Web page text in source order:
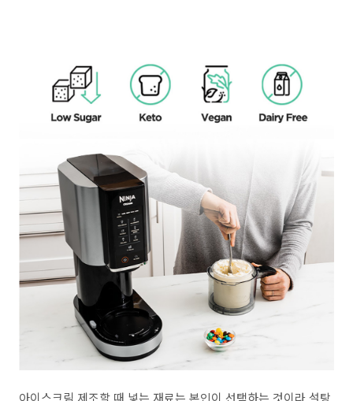
아이스크림 제조할 때 넣는 재료는 본인이 선택하는 것이라 설탕